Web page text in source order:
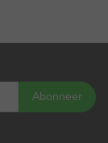
Abonneer